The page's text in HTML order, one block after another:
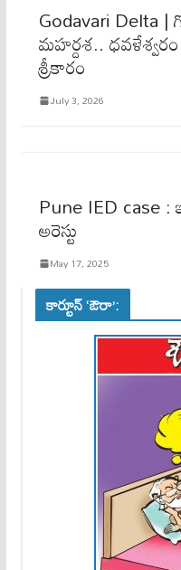
Godavari Delta |
మహర్దశ..
శ్రీకారం
July 3, 2026
Pune IED case :
అరెస్టు
May 17, 2025
కార్టూన్ ‘ఔరా’: